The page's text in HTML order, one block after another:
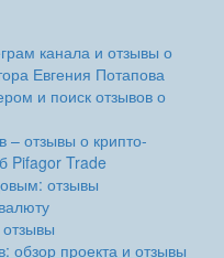
канала и отзывы о
Евгения Потапова
и поиск отзывов о
отзывы о крипто-
Pifagor Trade
отзывы
обзор проекта и отзывы